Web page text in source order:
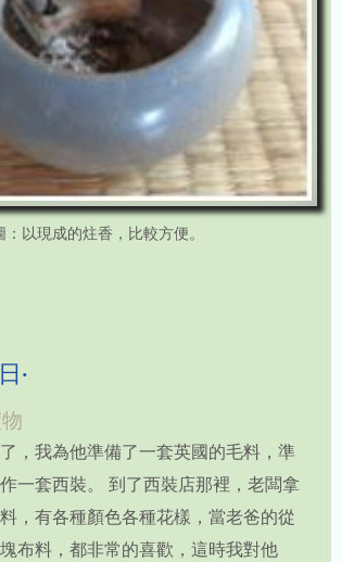
：以現成的炷香，比較方便。
·
，我為他準備了一套英國的毛料，準
一套西裝。 到了西裝店那裡，老闆拿
，有各種顏色各種花樣，當老爸的從
布料，都非常的喜歡，這時我對他